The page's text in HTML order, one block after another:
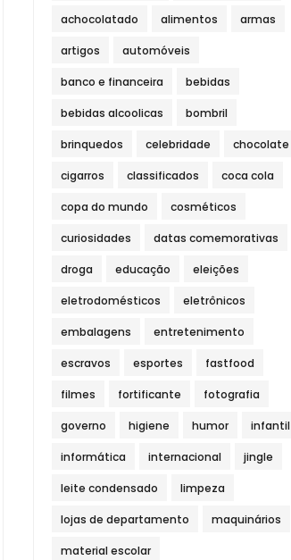
achocolatado alimentos armas
artigos automóveis
banco e financeira bebidas
bebidas alcoolicas bombril
brinquedos celebridade chocolate
cigarros classificados coca cola
copa do mundo cosméticos
curiosidades datas comemorativas
droga educação eleições
eletrodomésticos eletrônicos
embalagens entretenimento
escravos esportes fastfood
filmes fortificante fotografia
governo higiene humor infantil
informática internacional jingle
leite condensado limpeza
lojas de departamento maquinários
material escolar